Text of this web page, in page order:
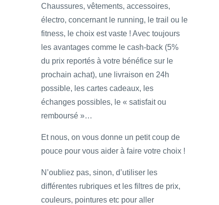
Chaussures, vêtements, accessoires,
électro, concernant le running, le trail ou le
fitness, le choix est vaste ! Avec toujours
les avantages comme le cash-back (5%
du prix reportés à votre bénéfice sur le
prochain achat), une livraison en 24h
possible, les cartes cadeaux, les
échanges possibles, le « satisfait ou
remboursé »…
Et nous, on vous donne un petit coup de
pouce pour vous aider à faire votre choix !
N’oubliez pas, sinon, d’utiliser les
différentes rubriques et les filtres de prix,
couleurs, pointures etc pour aller